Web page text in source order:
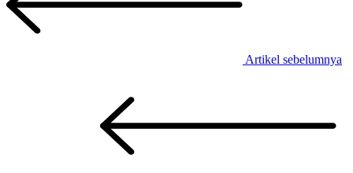
Artikel sebelumnya